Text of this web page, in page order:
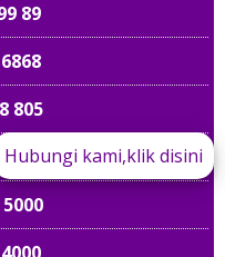
Hubungi kami,klik disini
89
805